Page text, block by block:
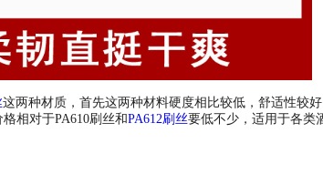
这两种材质，首先这两种材料硬度相比较低，舒适性较
相对于PA610刷丝和PA612刷丝要低不少，适用于各类